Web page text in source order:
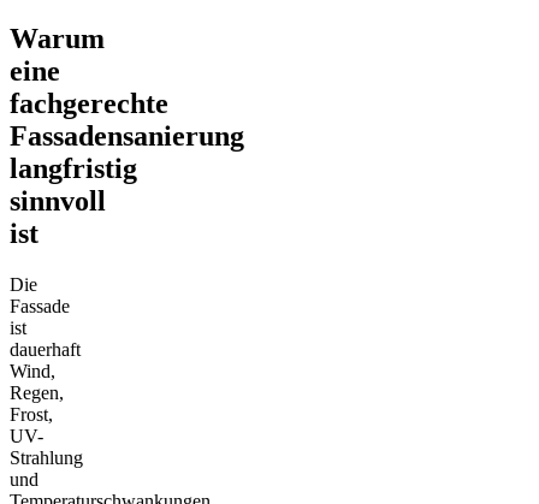
Warum
eine
fachgerechte
Fassadensanierung
langfristig
sinnvoll
ist
Die
Fassade
ist
dauerhaft
Wind,
Regen,
Frost,
UV-
Strahlung
und